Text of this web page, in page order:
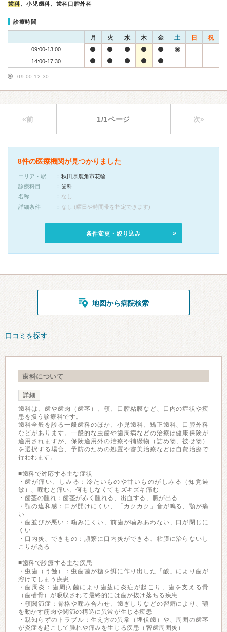
歯科、小児歯科、歯科口腔外科
診療時間
月 火 水 木 金 土 日 祝
09:00-13:00
14:00-17:30
09:00-12:30
«前 1/1ページ 次»
8件の医療機関が見つかりました
エリア・駅
秋田県鹿角市花輪
診療科目
歯科
名称
なし
詳細条件
なし (曜日や時間帯を指定できます)
条件変更・絞り込み
地図から病院検索
口コミを探す
歯科について
詳細
歯科は、歯や歯肉（歯茎）、顎、口腔粘膜など、口内の症状や疾
患を扱う診療科です。
歯科全般を診る一般歯科のほか、小児歯科、矯正歯科、口腔外科
などがあります。一般的な虫歯や歯周病などの治療は健康保険が
適用されますが、保険適用外の治療や補綴物（詰め物、被せ物）
を選択する場合、予防のための処置や審美治療などは自費治療で
行われます。
■歯科で対応する主な症状
・歯が痛い、しみる：冷たいものや甘いものがしみる（知覚過
敏）、噛むと痛い、何もしなくてもズキズキ痛む
・歯茎の腫れ：歯茎が赤く腫れる、出血する、膿が出る
・顎の違和感：口が開けにくい、「カクカク」音が鳴る、顎が痛
い
・歯並びが悪い：噛みにくい、前歯が噛みあわない、口が閉じに
くい
・口内炎、できもの：頻繁に口内炎ができる、粘膜に治らないし
こりがある
■歯科で診療する主な疾患
・虫歯（う蝕）：虫歯菌が糖を餌に作り出した「酸」により歯が
溶けてしまう疾患
・歯周炎：歯周病菌により歯茎に炎症が起こり、歯を支える骨
（歯槽骨）が吸収されて最終的には歯が抜け落ちる疾患
・顎関節症：骨格や噛み合わせ、歯ぎしりなどの習癖により、顎
を動かす筋肉や関節の構造に異常が生じる疾患
・親知らずのトラブル：生え方の異常（埋伏歯）や、周囲の歯茎
が炎症を起こして腫れや痛みを生じる疾患（智歯周囲炎）